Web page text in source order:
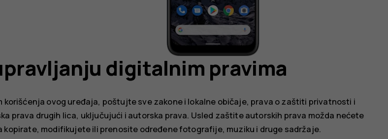
digitalnim pravima
korišćenja ovog uređaja, poštujte sve zakone i lokalne običaje, prava o zaštiti privatnosti i
prava drugih lica, uključujući i autorska prava. Usled zaštite autorskih prava možda nećete
kopirate, modifikujete ili prenosite određene fotografije, muziku i druge sadržaje.